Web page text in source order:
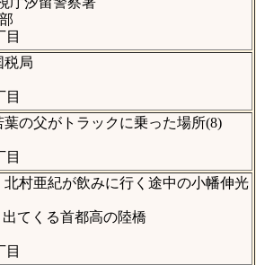
目
税局
目
葉の父がトラックに乗った場所(8)
目
北村亜紀が飲みに行く途中の小幡伸光
てくる首都高の陸橋
目